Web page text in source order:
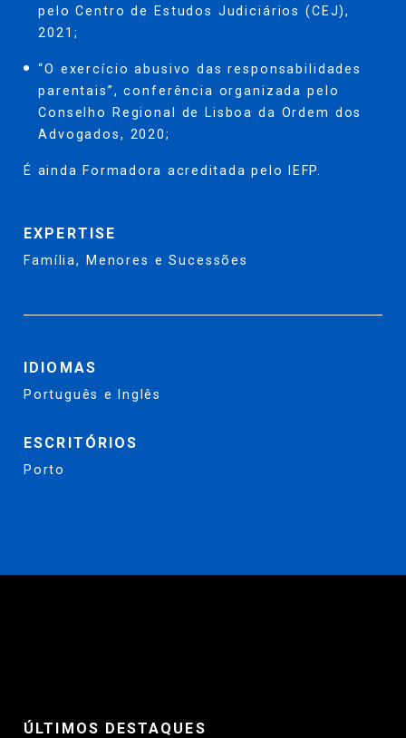
pelo Centro de Estudos Judiciários (CEJ),
2021;
“O exercício abusivo das responsabilidades
parentais”, conferência organizada pelo
Conselho Regional de Lisboa da Ordem dos
Advogados, 2020;
É ainda Formadora acreditada pelo IEFP.
EXPERTISE
Família, Menores e Sucessões
IDIOMAS
Português e Inglês
ESCRITÓRIOS
Porto
ÚLTIMOS DESTAQUES